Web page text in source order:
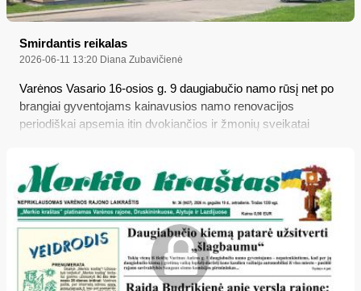
Smirdantis reikalas
2026-06-11 13:20 Diana Zubavičienė
Varėnos Vasario 16-osios g. 9 daugiabučio namo rūsį net po
brangiai gyventojams kainavusios namo renovacijos
periodiškai apsemia itin dvokiančios ir žmonių sveikatai
rūsyje fekalijos daugiau nebeplaukiotų, „Merkio krašto“
kalbinti namo administratorės UAB „Varėnos šiluma“ ir
nuotekų sistemą prižiūrinčios UAB „Varėnos vandenys“
atsakingieji atstovai kol kas tik rodo vieni į kitus...